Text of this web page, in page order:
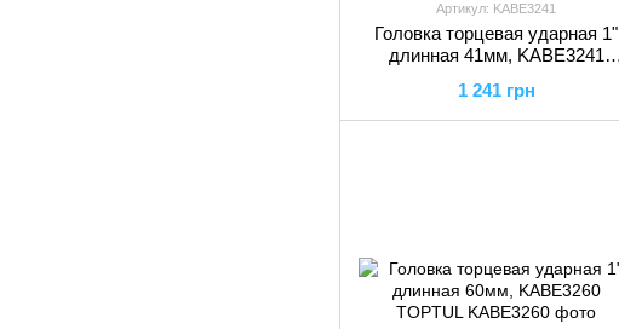
Артикул: KABE3241
Головка торцевая ударная 1"
длинная 41мм, KABE3241
1 241 грн